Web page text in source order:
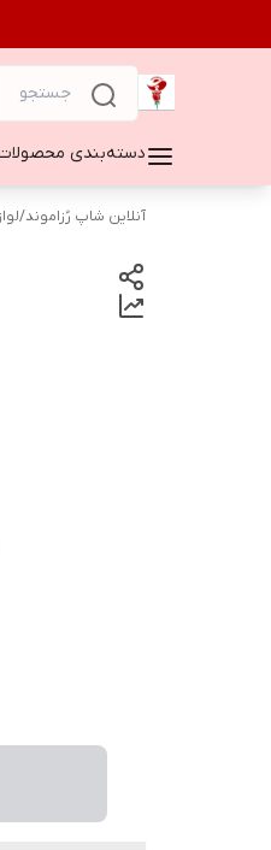
دسته‌بندی
آنلاین شاپ رُزاموند/